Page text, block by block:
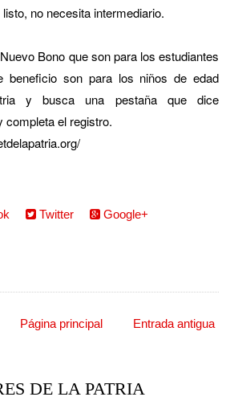
no necesita intermediario.
Bono que son para los estudiantes
beneficio son para los niños de edad
y busca una pestaña que dice
completa el registro.
Twitter
Google+
Entrada antigua
Página principal
DE LA PATRIA